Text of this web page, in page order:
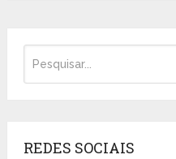
REDES SOCIAIS